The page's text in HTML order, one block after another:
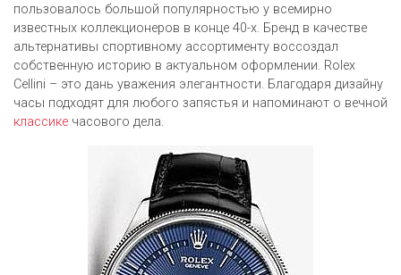
пользовалось большой популярностью у всемирно
известных коллекционеров в конце 40-х. Бренд в качестве
альтернативы спортивному ассортименту воссоздал
собственную историю в актуальном оформлении. Rolex
Cellini – это дань уважения элегантности. Благодаря дизайну
часы подходят для любого запястья и напоминают о вечной
классике часового дела.